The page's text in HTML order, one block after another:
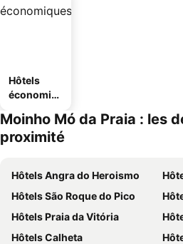
Hôtels
économiq
Moinho Mó da Praia : les
proximité
Hôtels Angra do Heroismo
Hôtels São Roque do Pico
Hôtels Praia da Vitória
Hôtels Calheta